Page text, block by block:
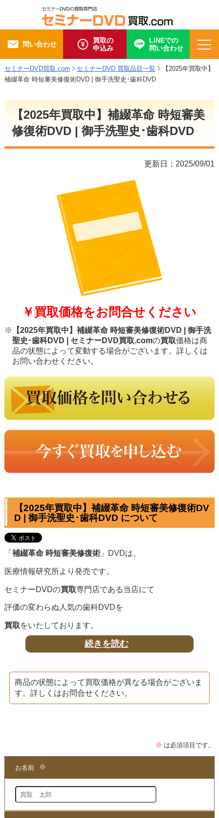
問い合わせ
買取の
申込み
LINEでの
問い合わせ
セミナーDVD買取.com セミナーDVD 買取品目一覧
【2025年買取中】
補綴革命 時短審美修復術DVD | 御手洗聖史･歯科DVD
【2025年買取中】補綴革命 時短審美
修復術DVD | 御手洗聖史･歯科DVD
更新日：2025/09/01
￥買取価格をお問合せください
※
【2025年買取中】補綴革命 時短審美修復術DVD | 御手洗
聖史･歯科DVD | セミナーDVD買取.comの買取価格は商
品の状態によって変動する場合がございます。詳しくは
お問い合わせください。
【2025年買取中】補綴革命 時短審美修復術DV
D | 御手洗聖史･歯科DVD について
「 補綴革命 時短審美修復術」DVDは、
医療情報研究所より発売です。
セミナーDVDの買取専門店である当店にて
評価の変わらぬ人気の歯科DVDを
買取をいたしております。
御手洗聖史さんが講師をつとめ、
審美性の高いCAD/CAM冠を製作する
★当店は、歯科DVDの
補綴革命 時短審美修復術」DVDを
買取する専門店でございます。
続きを読む
商品の状態によって買取価格が異なる場合がございま
す。詳しくはお問合せください。